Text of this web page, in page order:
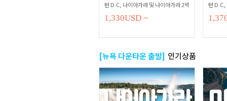
턴 D.C, 나이아가라 및 나이아가라 2박
연박
1,330USD ~
턴 D.C,
연박
[뉴욕 다운타운 출발] 인기상품